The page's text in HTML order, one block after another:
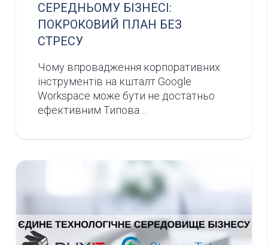
СЕРЕДНЬОМУ БІЗНЕСІ:
ПОКРОКОВИЙ ПЛАН БЕЗ
СТРЕСУ
Чому впровадження корпоративних
інструментів на кшталт Google
Workspace може бути не достатньо
ефективним Типова…